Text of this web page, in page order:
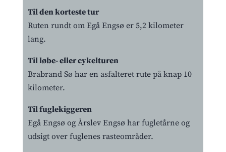
Til den korteste tur
Ruten rundt om Egå Engsø er 5,2 kilometer
lang.
Til løbe- eller cykelturen
Brabrand Sø har en asfalteret rute på knap 10
kilometer.
Til fuglekiggeren
Egå Engsø og Årslev Engsø har fugletårne og
udsigt over fuglenes rasteområder.